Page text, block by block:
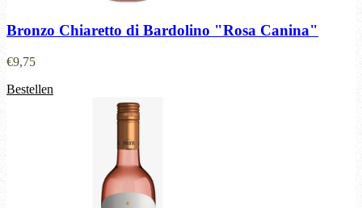
Bronzo Chiaretto di Bardolino "Rosa Canina"
€9,75
Bestellen